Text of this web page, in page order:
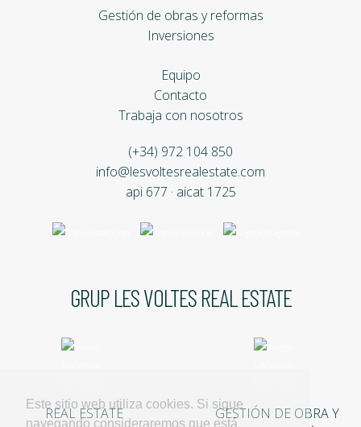
Este sitio web utiliza cookies. Si sigue
navegando consideraremos que está
Gestión de obras y reformas
Inversiones
Equipo
Contacto
Trabaja con nosotros
(+34) 972 104 850
info@lesvoltesrealestate.com
api 677 · aicat 1725
GRUP LES VOLTES REAL ESTATE
REAL ESTATE
GESTIÓN DE OBRA Y